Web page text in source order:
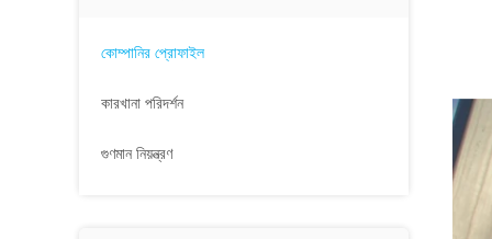
কোম্পানির প্রোফাইল
কারখানা পরিদর্শন
গুণমান নিয়ন্ত্রণ